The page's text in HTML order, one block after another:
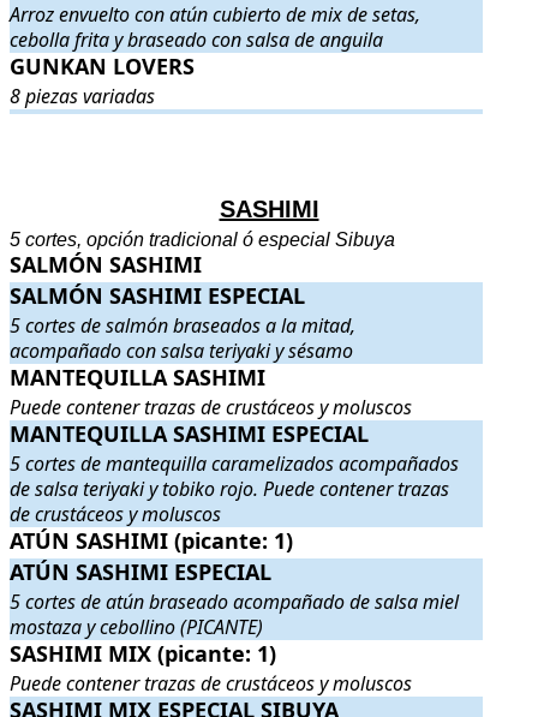
Arroz envuelto con atún cubierto de mix de setas,
cebolla frita y braseado con salsa de anguila
GUNKAN LOVERS . 8 piezas variadas
GUNKAN LOVERS
8 piezas variadas
..
SASHIMI
5 cortes, opción tradicional ó especial Sibuya
SALMÓN SASHIMI ..
SALMÓN SASHIMI
SALMÓN SASHIMI ESPECIAL . 5 cortes de salmón braseados a
SALMÓN SASHIMI ESPECIAL
5 cortes de salmón braseados a la mitad,
acompañado con salsa teriyaki y sésamo
MANTEQUILLA SASHIMI . Puede contener trazas de crustáceos
MANTEQUILLA SASHIMI
Puede contener trazas de crustáceos y moluscos
MANTEQUILLA SASHIMI ESPECIAL . 5 cortes de mantequilla
MANTEQUILLA SASHIMI ESPECIAL
5 cortes de mantequilla caramelizados acompañados
de salsa teriyaki y tobiko rojo. Puede contener trazas
de crustáceos y moluscos
ATÚN SASHIMI (picante: 1) ..
ATÚN SASHIMI (picante: 1)
ATÚN SASHIMI ESPECIAL . 5 cortes de atún braseado
ATÚN SASHIMI ESPECIAL
5 cortes de atún braseado acompañado de salsa miel
mostaza y cebollino (PICANTE)
SASHIMI MIX (picante: 1) . Puede contener trazas de crustáceos y
SASHIMI MIX (picante: 1)
Puede contener trazas de crustáceos y moluscos
SASHIMI MIX ESPECIAL SIBUYA . 15 cortes variados
SASHIMI MIX ESPECIAL SIBUYA